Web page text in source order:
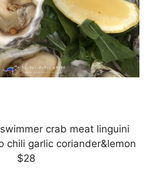
crab meat linguini
chili garlic coriander&lemon
$28